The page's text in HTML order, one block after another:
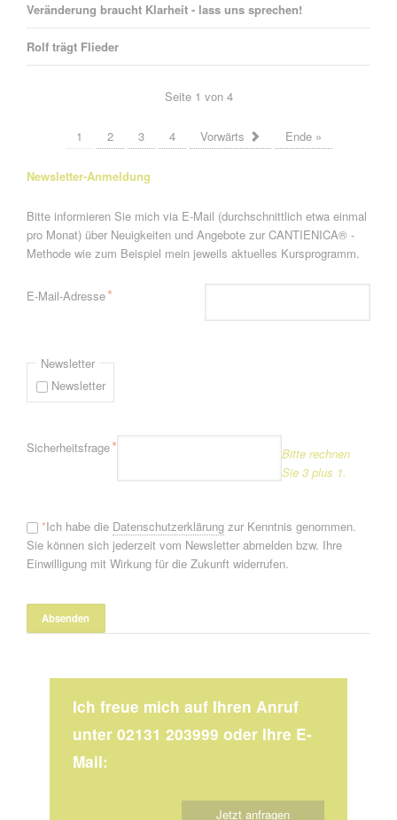
Veränderung braucht Klarheit - lass uns sprechen!
Rolf trägt Flieder
Seite 1 von 4
1 2 3 4 Vorwärts Ende »
Newsletter-Anmeldung
Bitte informieren Sie mich via E-Mail (durchschnittlich etwa einmal
pro Monat) über Neuigkeiten und Angebote zur CANTIENICA® -
Methode wie zum Beispiel mein jeweils aktuelles Kursprogramm.
Pflichtfeld
E-Mail-Adresse*
Newsletter
Newsletter
Pflichtfeld
Sicherheitsfrage*
Bitte rechnen
Sie 3 plus 1.
*Ich habe die Datenschutzerklärungzur Kenntnis genommen.
Sie können sich jederzeit vom Newsletter abmelden bzw. Ihre
Einwilligung mit Wirkung für die Zukunft widerrufen.
Ich freue mich auf Ihren Anruf
unter 02131 203999 oder Ihre E-
Mail:
Jetzt anfragen